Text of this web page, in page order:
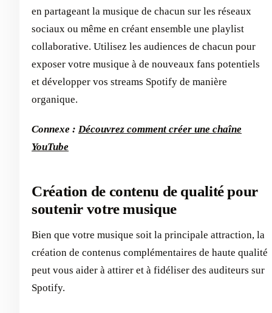
en partageant la musique de chacun sur les réseaux
sociaux ou même en créant ensemble une playlist
collaborative. Utilisez les audiences de chacun pour
exposer votre musique à de nouveaux fans potentiels
et développer vos streams Spotify de manière
organique.
Connexe : Découvrez comment créer une chaîne
YouTube
Création de contenu de qualité pour
soutenir votre musique
Bien que votre musique soit la principale attraction, la
création de contenus complémentaires de haute qualité
peut vous aider à attirer et à fidéliser des auditeurs sur
Spotify.